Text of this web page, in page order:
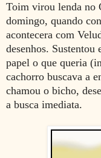
Toim virou lenda no
domingo, quando
acontecera com
desenhos.
papel o que queria
cachorro buscava a
chamou o bicho,
a busca imediata.